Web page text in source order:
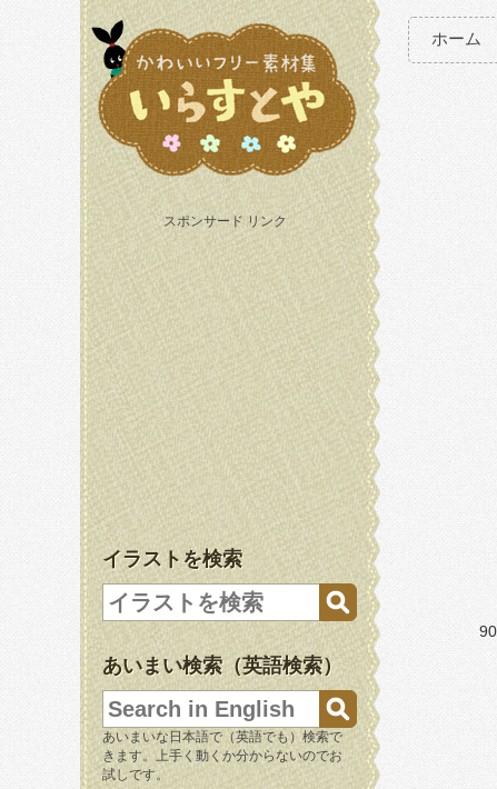
スポンサード リンク
イラストを検索
あいまい検索（英語検索）
あいまいな日本語で（英語でも）検索で
きます。上手く動くか分からないのでお
試しです。
ホーム